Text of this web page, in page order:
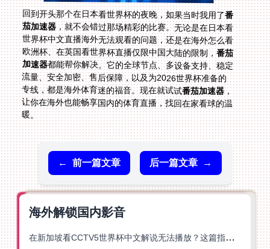
回到开头那个在日本看世界杯的夜晚，如果当时我用了番
茄加速器，就不会错过那场精彩的比赛。无论是在日本看
世界杯中文直播海外无法观看的问题，还是在海外怎么看
欧洲杯、在英国看世界杯直播仅限中国大陆的限制，番茄
加速器都能帮你解决。它的全球节点、多设备支持、稳定
流量、安全加密、售后保障，以及为2026世界杯准备的
专线，都是海外体育迷的福音。现在就试试番茄加速器，
让你在海外也能畅享国内的体育直播，找回在家看球的温
暖。
← 前一篇文章 后一篇文章 →
海外解锁国内影音
在新加坡看CCTV5世界杯中文解说无法播放？这篇指南帮你解锁海外体育直播自由